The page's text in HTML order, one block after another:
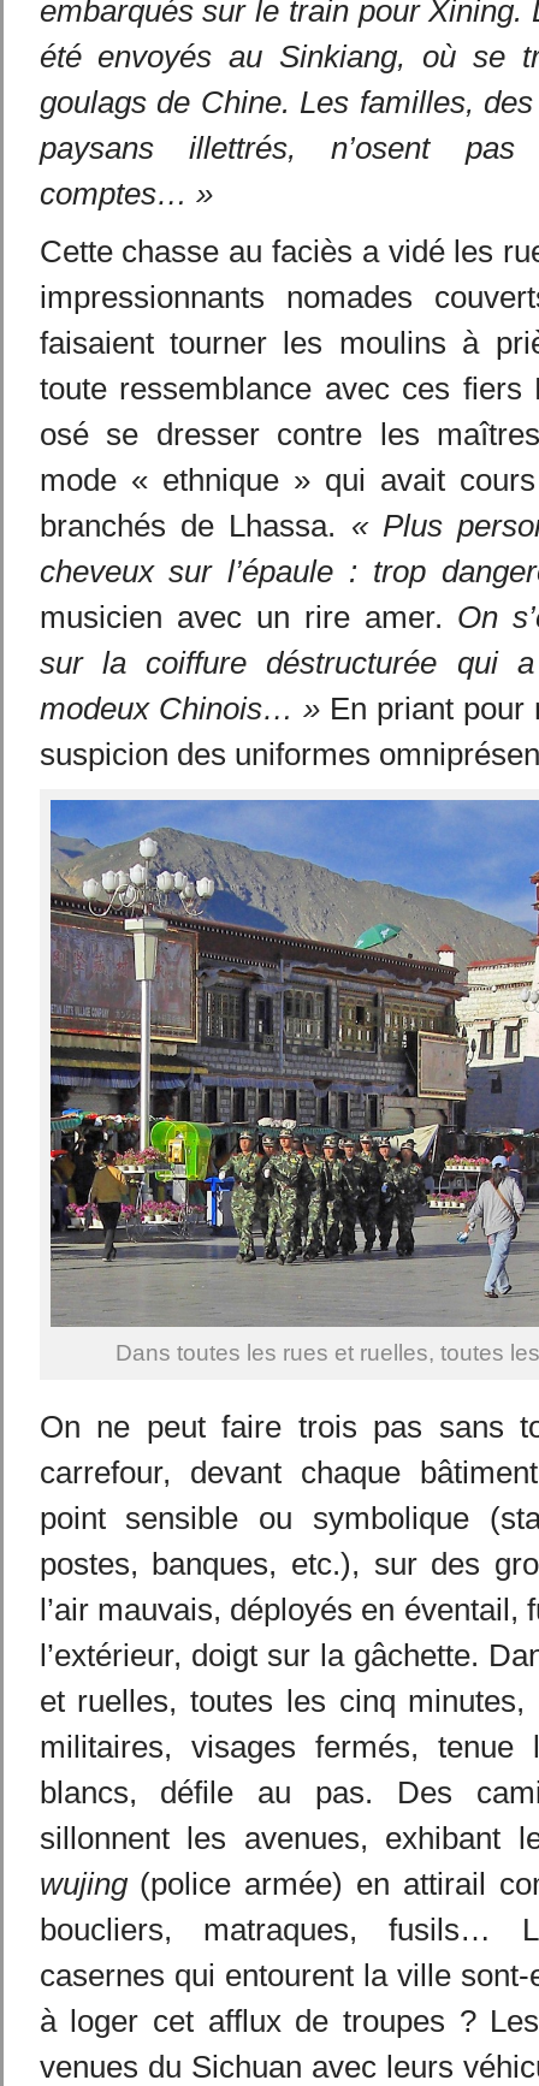
embarqués sur le train pour Xining.
été envoyés au Sinkiang, où se
goulags de Chine. Les familles,
paysans illettrés, n’osent pas
comptes… »
Cette chasse au faciès a vidé les
impressionnants nomades
faisaient tourner les moulins à
toute ressemblance avec ces fiers
osé se dresser contre les
mode « ethnique » qui avait
branchés de Lhassa. « Plus
cheveux sur l’épaule : trop
musicien avec un rire amer. On
sur la coiffure déstructurée qui
modeux Chinois… » En priant pour
suspicion des uniformes
Dans toutes les rues et ruelles, toutes
On ne peut faire trois pas sans
carrefour, devant chaque
point sensible ou symbolique
postes, banques, etc.), sur des
l’air mauvais, déployés en éventail,
l’extérieur, doigt sur la gâchette.
et ruelles, toutes les cinq minutes,
militaires, visages fermés, tenue
blancs, défile au pas. Des
sillonnent les avenues, exhibant
wujing(police armée) en attirail
boucliers, matraques, fusils…
casernes qui entourent la ville
à loger cet afflux de troupes ?
venues du Sichuan avec leurs